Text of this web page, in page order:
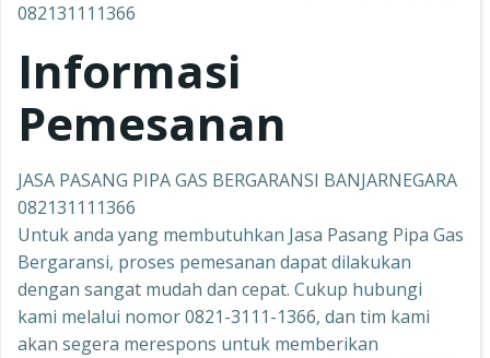
082131111366
Informasi
Pemesanan
JASA PASANG PIPA GAS BERGARANSI BANJARNEGARA
082131111366
Untuk anda yang membutuhkan Jasa Pasang Pipa Gas
Bergaransi, proses pemesanan dapat dilakukan
dengan sangat mudah dan cepat. Cukup hubungi
kami melalui nomor 0821-3111-1366, dan tim kami
akan segera merespons untuk memberikan